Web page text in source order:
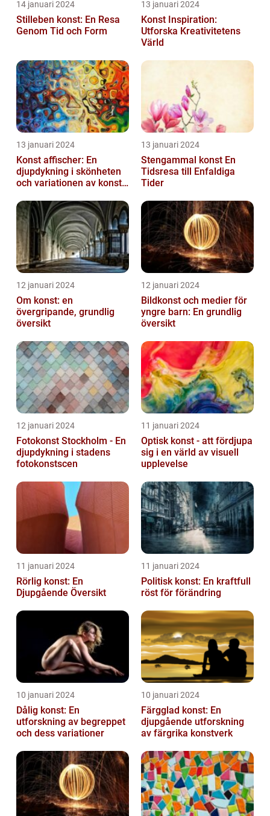
14 januari 2024
Stilleben konst: En Resa
Genom Tid och Form
13 januari 2024
Konst Inspiration:
Utforska Kreativitetens
Värld
13 januari 2024
Konst affischer: En
djupdykning i skönheten
och variationen av konst
13 januari 2024
Stengammal konst En
Tidsresa till Enfaldiga
Tider
12 januari 2024
Om konst: en
övergripande, grundlig
översikt
12 januari 2024
Bildkonst och medier för
yngre barn: En grundlig
översikt
12 januari 2024
Fotokonst Stockholm - En
djupdykning i stadens
fotokonstscen
11 januari 2024
Optisk konst - att fördjupa
sig i en värld av visuell
upplevelse
11 januari 2024
Rörlig konst: En
Djupgående Översikt
11 januari 2024
Politisk konst: En kraftfull
röst för förändring
10 januari 2024
Dålig konst: En
utforskning av begreppet
och dess variationer
10 januari 2024
Färgglad konst: En
djupgående utforskning
av färgrika konstverk